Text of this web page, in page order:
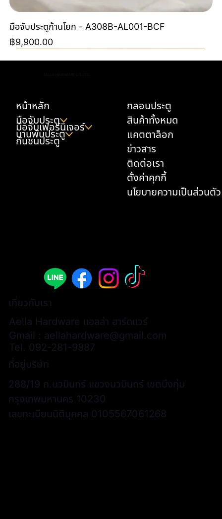
มือจับประตูก้านโยก - A308B-AL001-BCF
ราคา
฿9,900.00
Special Order
มือจับประตูก้านโยก - A308B-AL002-ABY
฿9,900.00
Special Order
มือจับประตูก้านโยก - A308B-AL003-ABY
฿9,900.00
NEW
ด้ามจับประตู P2-3174 (1 คู่ / 2 ชิ้น)
฿13,000.00
NEW
มือจับเฟอร์นิเจอร์แบบยาว - L3066
฿700.00
NEW
มือจับเฟอร์นิเจอร์แบบยาว - L3068
฿600.00
NEW
มือจับเฟอร์นิเจอร์แบบยาว - L3174
฿580.00
NEW
ด้ามจับประตู P2-AL0001 (1 คู่ / 2 ชิ้น)
฿15,000.00
NEW
มือจับเฟอร์นิเจอร์แบบยาว - AL0028
฿600.00
Special Color By Order
มือจับประตูก้านโยก - A313B-WWH07
฿6,200.00
NEW
กันชนประตู - K33
฿900.00
NEW
มือจับเฟอร์นิเจอร์แบบยาว - L3074H
฿480.00
NEW
มือจับเฟอร์นิเจอร์ - AL0026
฿380.00
NEW
มือจับเฟอร์นิเจอร์แบบยาว - AL0025
฿380.00
มือจับเฟอร์นิเจอร์แบบยาว - AL0027
฿400.00
มือจับเฟอร์นิเจอร์แบบเหลี่ยม - AL0024
฿450.00
หน้าหลัก
มือจับประตู
มือจับเฟอร์นิเจอร์
บานพับประตู
กันชนประตู
กลอนประตู
สินค้าทั้งหมด
แคตตาล็อก
ข่าวสาร
ติดต่อเรา
ตั้งค่าคุกกี้
นโยบายความเป็นส่วนตัว
เกี่ยวกับเรา
Aella Hardware แอลล่า ฮาร์ดแวร์
Gmail : aellahardware@gmail.com
Tel. 092-281-9887
ที่อยู่บริษัท
288/19 ถ.นวมินทร์ แขวงนวมินทร์ เขตบึงกุ่ม
กรุงเทพมหานคร 10230
เลขทะเบียนนิติบุคคล 0105567061268